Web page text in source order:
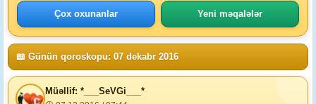
Çox oxunanlar Yeni məqalələr
📖 Günün qoroskopu: 07 dekabr 2016
Müəllif: *___SeVGi___*